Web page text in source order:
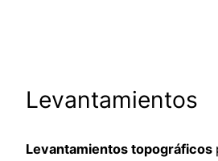
Levantamientos
Levantamientos topográficos